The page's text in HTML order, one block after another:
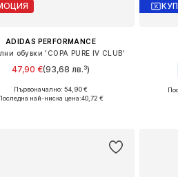
ADIDAS PERFORMANCE
обувки 'COPA PURE IV CLUB'
47,90 €(93,68 лв.³)
Предлага се в много размери
Първоначално: 54,90 €
най-ниска цена:40,72 €